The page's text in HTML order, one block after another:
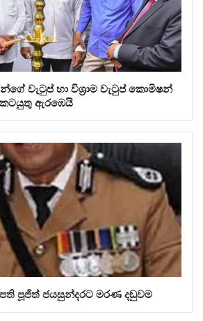
වැටුප් හා විශ්‍රාම වැටුප් කොමිෂන්
කටයුතු ඇරඹෙයි
පූජිත් ජයසුන්දරට මරණ දඬුවම